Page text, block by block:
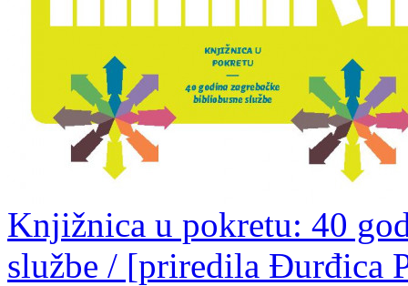
Knjižnica u pokretu: 40
službe / [priredila Đurđica